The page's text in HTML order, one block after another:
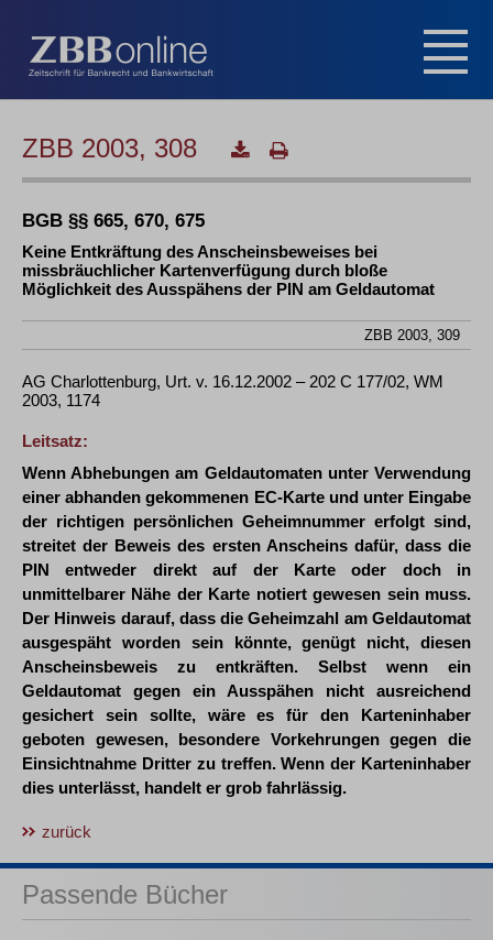
ZBB 2003, 308
BGB §§ 665, 670, 675
Keine Entkräftung des Anscheinsbeweises bei
missbräuchlicher Kartenverfügung durch bloße
Möglichkeit des Ausspähens der PIN am Geldautomat
ZBB 2003, 309
AG Charlottenburg, Urt. v. 16.12.2002 – 202 C 177/02, WM
2003, 1174
Leitsatz:
Wenn Abhebungen am Geldautomaten unter Verwendung
einer abhanden gekommenen EC-Karte und unter Eingabe
der richtigen persönlichen Geheimnummer erfolgt sind,
streitet der Beweis des ersten Anscheins dafür, dass die
PIN entweder direkt auf der Karte oder doch in
unmittelbarer Nähe der Karte notiert gewesen sein muss.
Der Hinweis darauf, dass die Geheimzahl am Geldautomat
ausgespäht worden sein könnte, genügt nicht, diesen
Anscheinsbeweis zu entkräften. Selbst wenn ein
Geldautomat gegen ein Ausspähen nicht ausreichend
gesichert sein sollte, wäre es für den Karteninhaber
geboten gewesen, besondere Vorkehrungen gegen die
Einsichtnahme Dritter zu treffen. Wenn der Karteninhaber
dies unterlässt, handelt er grob fahrlässig.
zurück
Passende Bücher